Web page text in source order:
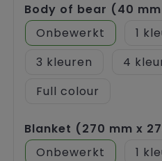
Body of bear (40
Onbewerkt
1
3
4
Full colour
Blanket (270 mm x
Onbewerkt
1